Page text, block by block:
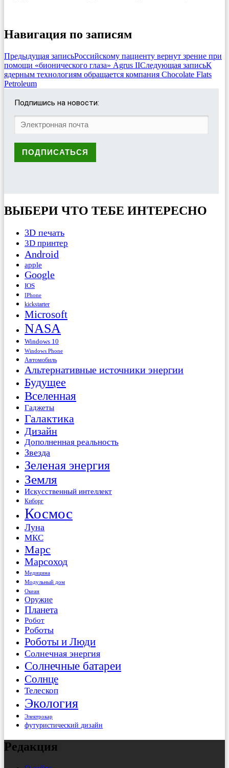
Навигация по записям
Предыдущая записьРоссийскому пациенту вернут зрение при
помощи «бионического глаза» Agrus IIСледующая записьК
ядерным технологиям обращается компания Chocolate Flats
Petroleum
Подпишись на новости:
ВЫБЕРИ ЧТО ТЕБЕ ИНТЕРЕСНО
3D печать
3D принтер
Android
apple
Google
IOS
IPhone
kickstarter
Microsoft
NASA
Windows 10
Windows Phone
Автомобиль
Альтернативные источники энергии
Будущее
Вселенная
Гаджеты
Галактика
Дизайн
Дополненная реальность
Звезда
Зеленая энергия
Земля
Искусственный интеллект
Киборг
Космос
Луна
МКС
Марс
Марсоход
Медицина
Модульный дом
Океан
Оружие
Планета
Робот
Роботы
Роботы и Люди
Солнечная энергия
Солнечные батареи
Солнце
Телескоп
Экология
Электрокар
футуристический дизайн
Редакция